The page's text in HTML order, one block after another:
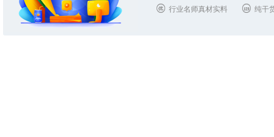
 行业名师真材实料  纯干